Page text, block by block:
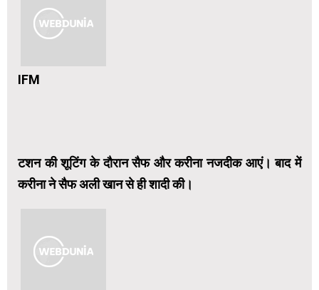
IFM
टशन की शूटिंग के दौरान सैफ और करीना नजदीक आएं। बाद में
करीना ने सैफ अली खान से ही शादी की।